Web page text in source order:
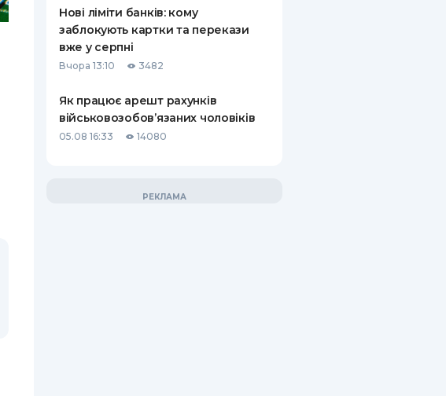
КОНТАКТИ
Нові ліміти банків: кому
заблокують картки та перекази
вже у серпні
Вчора 13:10 3482
Як працює арешт рахунків
військовозобов’язаних чоловіків
05.08 16:33 14080